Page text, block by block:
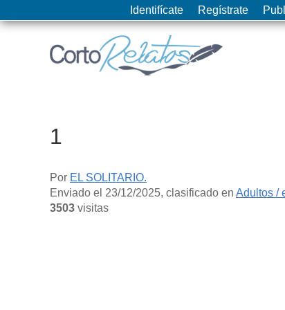
Identifícate Regístrate
1
Por EL SOLITARIO.
Enviado el 23/12/2025, clasificado en Adultos /
3503 visitas